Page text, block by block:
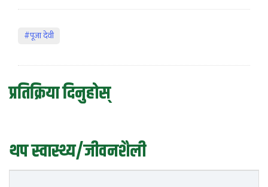
#पूजा देवी
प्रतिक्रिया दिनुहोस्
थप स्वास्थ्य/जीवनशैली